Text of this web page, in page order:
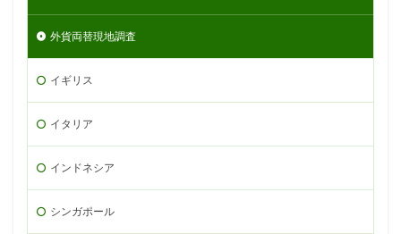
外貨両替現地調査
イギリス
イタリア
インドネシア
シンガポール